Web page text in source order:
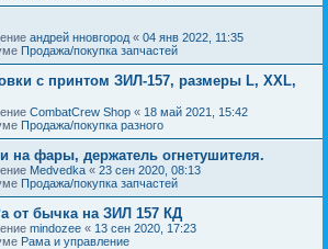
андрей нновгород « 04 янв 2022, 11:35
Продажа/покупка запчастей
с принтом ЗИЛ-157, размеры L, XXL,
CombatCrew Shop « 18 май 2021, 15:42
Продажа/покупка разного
на фары, держатель огнетушителя.
Medvedka « 23 сен 2020, 08:13
Продажа/покупка запчастей
от бычка на ЗИЛ 157 КД
mindozee « 13 сен 2020, 17:23
Рама и управление